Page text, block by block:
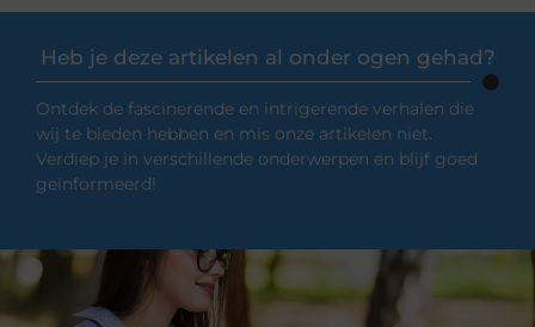
Heb je deze artikelen al onder ogen gehad?
Ontdek de fascinerende en intrigerende verhalen die
wij te bieden hebben en mis onze artikelen niet.
Verdiep je in verschillende onderwerpen en blijf goed
geïnformeerd!